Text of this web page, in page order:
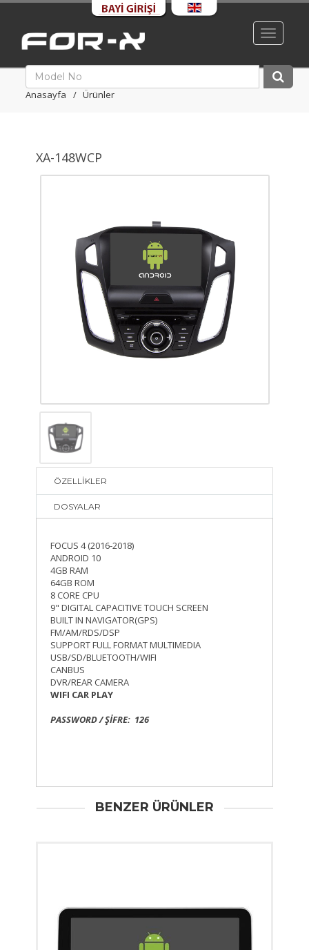
Toggle
Anasayfa Ürünler
XA-148WCP
ÖZELLİKLER
DOSYALAR
FOCUS 4 (2016-2018)
ANDROID 10
4GB RAM
64GB ROM
8 CORE CPU
9" DIGITAL CAPACITIVE TOUCH SCREEN
BUILT IN NAVIGATOR(GPS)
FM/AM/RDS/DSP
SUPPORT FULL FORMAT MULTIMEDIA
USB/SD/BLUETOOTH/WIFI
CANBUS
DVR/REAR CAMERA
WIFI CAR PLAY
PASSWORD / ŞİFRE: 126
BENZER ÜRÜNLER